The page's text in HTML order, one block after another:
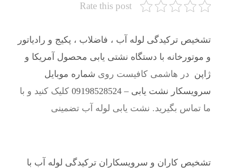
Rate this post
تشخیص ترکیدگی لوله آب ، فاضلاب ، پکیج و رادیاتور
و موتورخانه با دستگاه نشتی یابی محصول آمریکا و
ژاپن در هاشمی کافیست روی شماره موبایل
سرویسکار نشت یابی – 09198528524
کلیک کنید و با
ما تماس بگیرید. نشت یابی لوله آب تضمینی
تشخیص کاران و سرویسکاران ترکیدگی لوله آب با